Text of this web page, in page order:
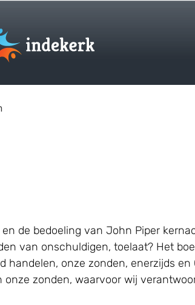
de bedoeling van John Piper
van onschuldigen, toelaat? Het
handelen, onze zonden, enerzijds
zonden, waarvoor wij